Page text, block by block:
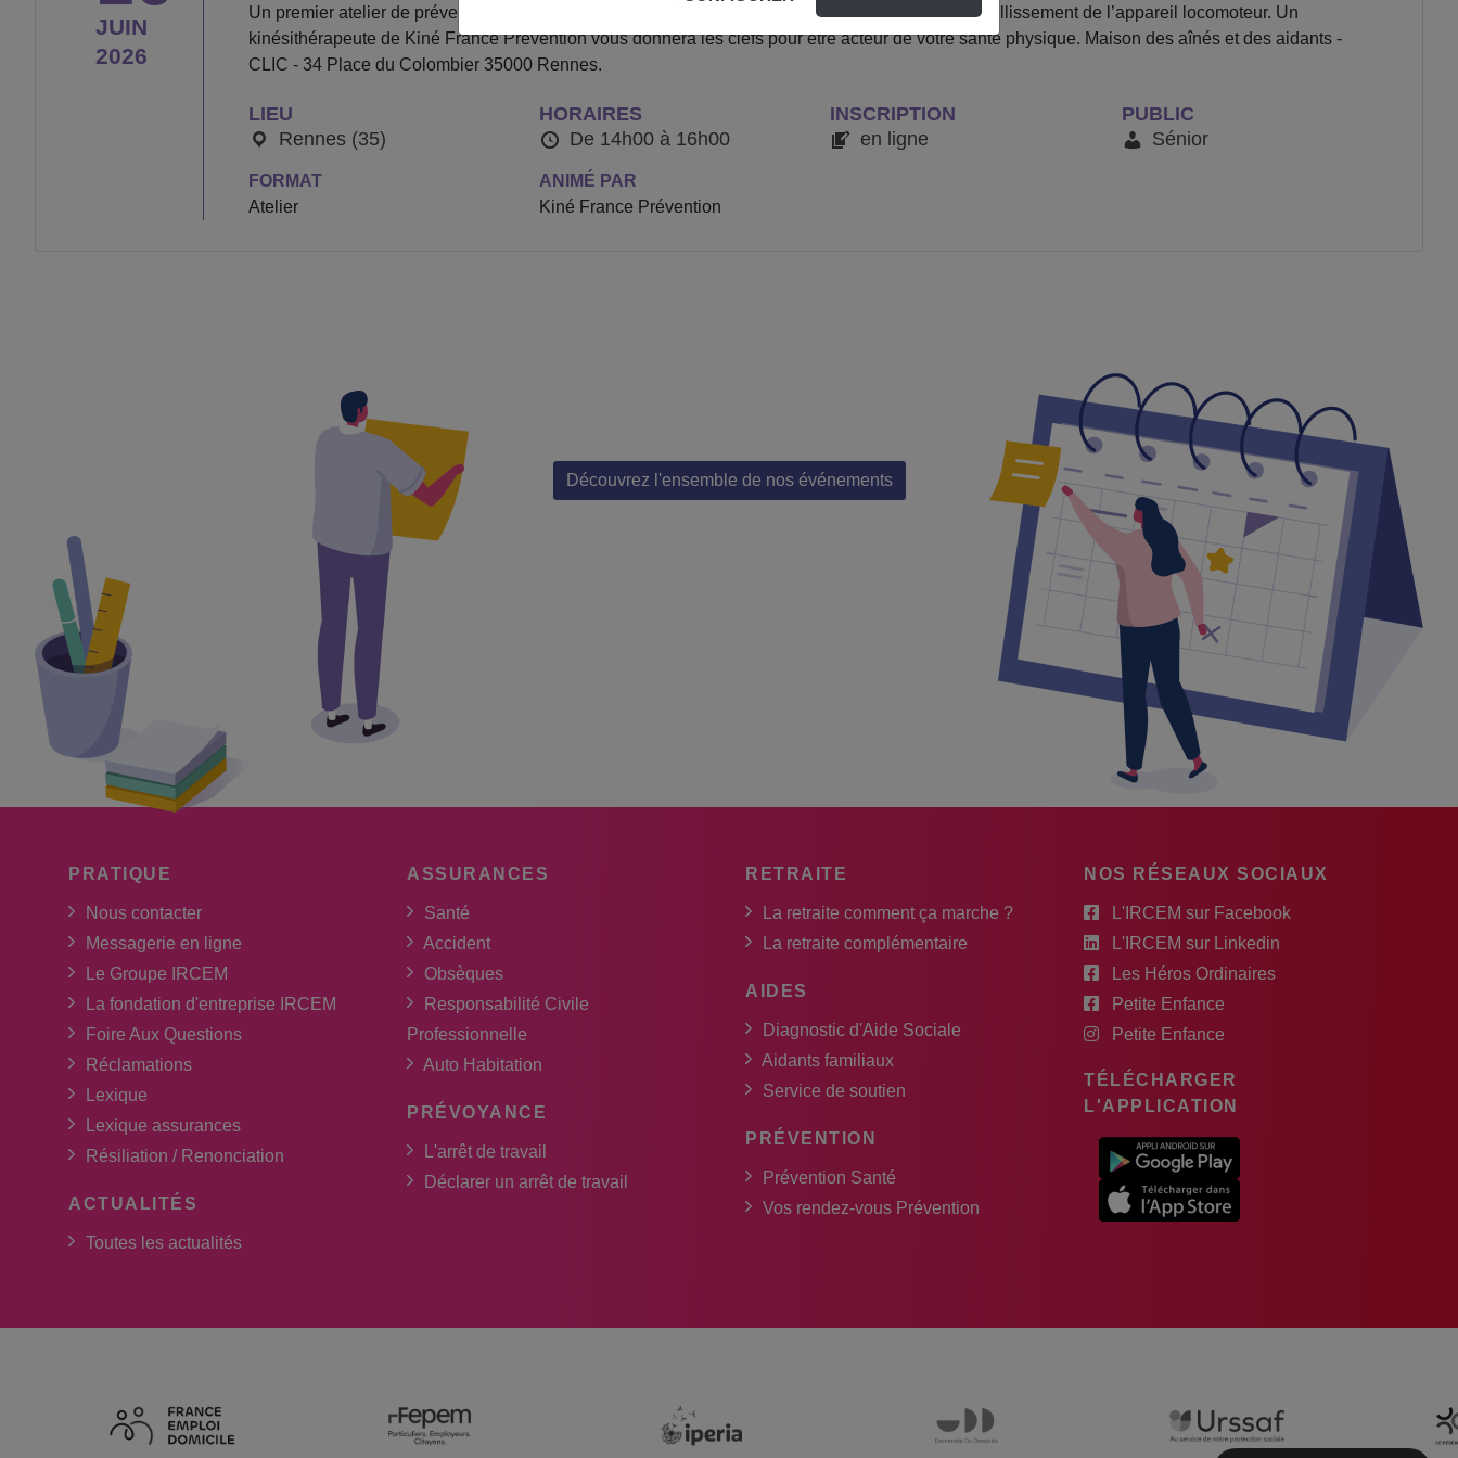
JUIN
2026
Un premier atelier de prévention interactif centré autour des conséquences physiques liées au vieillissement de l’appareil locomoteur. Un
kinésithérapeute de Kiné France Prévention vous donnera les clefs pour être acteur de votre santé physique. Maison des aînés et des aidants -
CLIC - 34 Place du Colombier 35000 Rennes.
LIEU
Rennes (35)
HORAIRES
De 14h00 à 16h00
INSCRIPTION
en ligne
PUBLIC
Sénior
FORMAT
Atelier
ANIMÉ PAR
Kiné France Prévention
Découvrez l'ensemble de nos événements
PRATIQUE
Nous contacter
Messagerie en ligne
Le Groupe IRCEM
La fondation d'entreprise IRCEM
Foire Aux Questions
Réclamations
Lexique
Lexique assurances
Résiliation / Renonciation
ACTUALITÉS
Toutes les actualités
ASSURANCES
Santé
Accident
Obsèques
Responsabilité Civile
Professionnelle
Auto Habitation
PRÉVOYANCE
L'arrêt de travail
Déclarer un arrêt de travail
RETRAITE
La retraite comment ça marche ?
La retraite complémentaire
AIDES
Diagnostic d'Aide Sociale
Aidants familiaux
Service de soutien
PRÉVENTION
Prévention Santé
Vos rendez-vous Prévention
NOS RÉSEAUX SOCIAUX
L'IRCEM sur Facebook
L'IRCEM sur Linkedin
Les Héros Ordinaires
Petite Enfance
Petite Enfance
TÉLÉCHARGER
L'APPLICATION